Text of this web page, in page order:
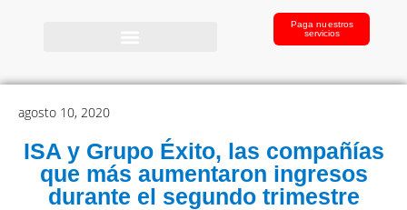
Paga nuestros
servicios
agosto 10, 2020
ISA y Grupo Éxito, las compañías
que más aumentaron ingresos
durante el segundo trimestre